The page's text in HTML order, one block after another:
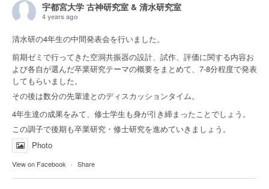
宇都宮大学 古神研究室 & 清水研究室
4 years ago
清水研の4年生の中間発表会を行いました。
前期ゼミで行ってきた空洞共振器の設計、試作、評価に関する内容お
よび各自が選んだ卒業研究テーマの概要をまとめて、7-8分程度で発表
してもらいました。
その後は数分の先輩達とのディスカッションタイム。
4年生達の成果をみて、修士学生も身が引き締まったことでしょう。
この調子で後期も卒業研究・修士研究を進めていきましょう。
Photo
View on Facebook · Share